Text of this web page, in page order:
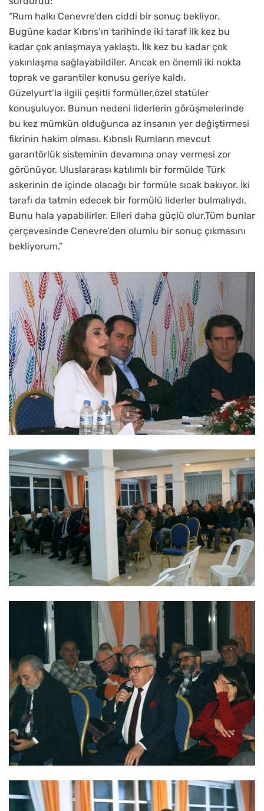
“Rum halkı Cenevre’den ciddi bir sonuç bekliyor.
Bugüne kadar Kıbrıs’ın tarihinde iki taraf ilk kez bu
kadar çok anlaşmaya yaklaştı. İlk kez bu kadar çok
yakınlaşma sağlayabildiler. Ancak en önemli iki nokta
toprak ve garantiler konusu geriye kaldı.
Güzelyurt’la ilgili çeşitli formüller,özel statüler
konuşuluyor. Bunun nedeni liderlerin görüşmelerinde
bu kez mümkün olduğunca az insanın yer değiştirmesi
fikrinin hakim olması. Kıbrıslı Rumların mevcut
garantörlük sisteminin devamına onay vermesi zor
görünüyor. Uluslararası katılımlı bir formülde Türk
askerinin de içinde olacağı bir formüle sıcak bakıyor. İki
tarafı da tatmin edecek bir formülü liderler bulmalıydı.
Bunu hala yapabilirler. Elleri daha güçlü olur.Tüm bunlar
çerçevesinde Cenevre’den olumlu bir sonuç çıkmasını
bekliyorum.”